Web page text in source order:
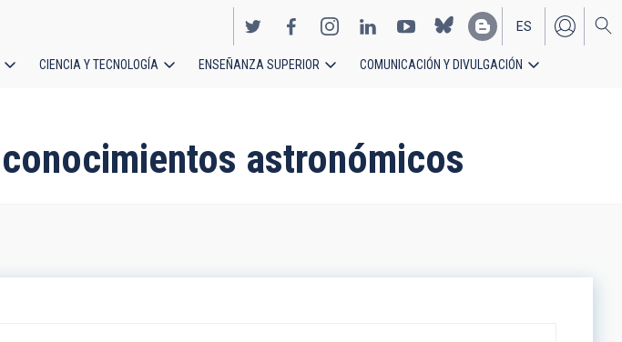
EN
ES
CIENCIA Y TECNOLOGÍA ENSEÑANZA SUPERIOR COMUNICACIÓN Y DIVULGACIÓN
astronómicos